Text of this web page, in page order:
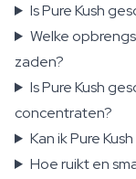
Is Pure Kush
Welke
zaden?
Is Pure Kush
concentraten?
Kan ik Pure
Hoe ruikt en